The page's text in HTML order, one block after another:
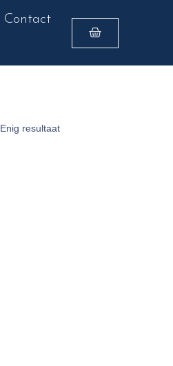
Contact
Enig resultaat